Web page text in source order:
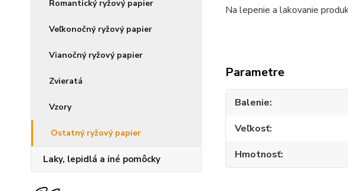
Romantický ryžový papier
Veľkonočný ryžový papier
Vianočný ryžový papier
Zvieratá
Vzory
Ostatný ryžový papier
Laky, lepidlá a iné pomôcky
Na lepenie a lakovanie
Parametre
Balenie
Veľkosť
Hmotnosť